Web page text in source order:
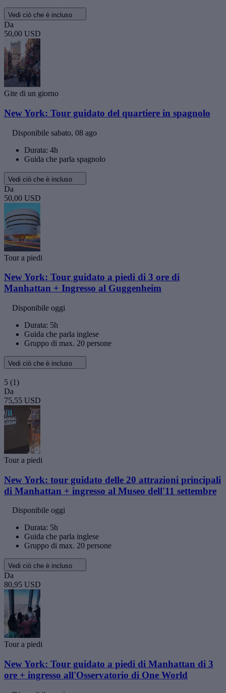
Vedi ciò che è incluso
Da
50,00 USD
Gite di un giorno
New York: Tour guidato del quartiere in spagnolo
Disponibile sabato, 08 ago
Durata: 4h
Guida che parla spagnolo
Vedi ciò che è incluso
Da
50,00 USD
Tour a piedi
New York: Tour guidato a piedi di 3 ore di
Manhattan + Ingresso al Guggenheim
Disponibile oggi
Durata: 5h
Guida che parla inglese
Gruppo di max. 20 persone
Vedi ciò che è incluso
5 (1)
Da
75,55 USD
Tour a piedi
New York: tour guidato delle 20 attrazioni principali
di Manhattan + ingresso al Museo dell'11 settembre
Disponibile oggi
Durata: 5h
Guida che parla inglese
Gruppo di max. 20 persone
Vedi ciò che è incluso
Da
80,95 USD
Tour a piedi
New York: Tour guidato a piedi di Manhattan di 3
ore + ingresso all'Osservatorio di One World